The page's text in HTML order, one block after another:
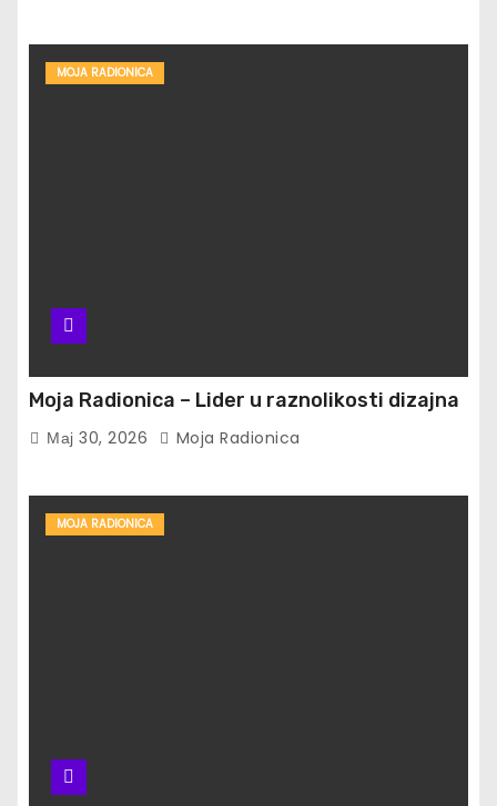
MOJA RADIONICA
Moja Radionica – Lider u raznolikosti dizajna
Мај 30, 2026 Moja Radionica
MOJA RADIONICA